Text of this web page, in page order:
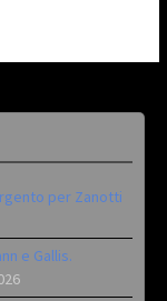
per Zanotti
e Gallis.